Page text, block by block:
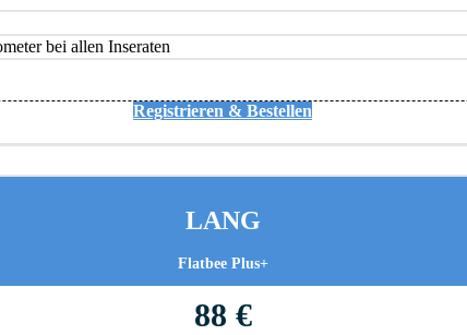
bei allen Inseraten
Registrieren & Bestellen
LANG
Flatbee Plus+
88 €